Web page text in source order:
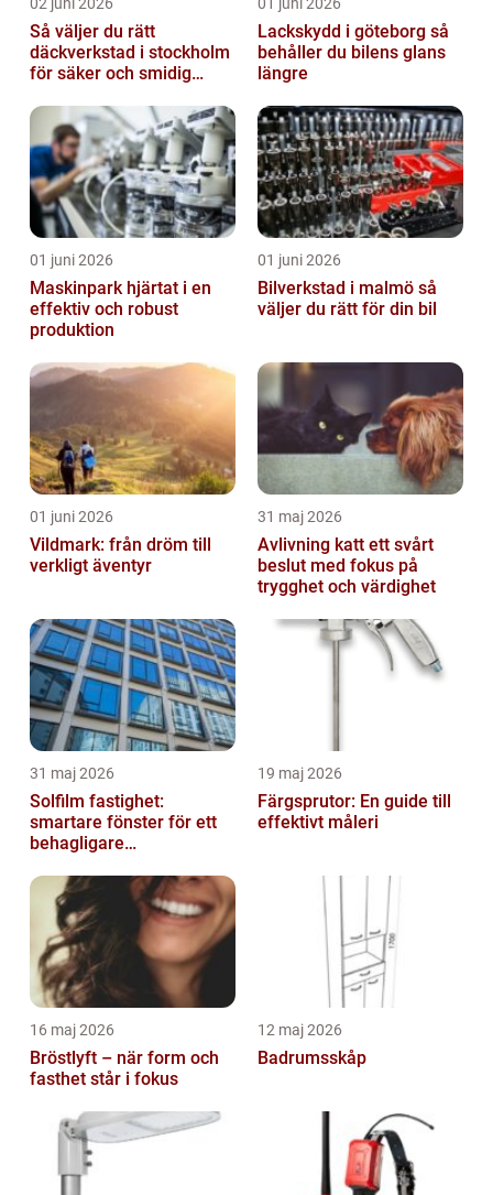
Så väljer du rätt
däckverkstad i stockholm
för säker och smidig
Lackskydd i göteborg så
behåller du bilens glans
längre
01 juni 2026
Maskinpark hjärtat i en
effektiv och robust
produktion
01 juni 2026
Bilverkstad i malmö så
väljer du rätt för din bil
01 juni 2026
Vildmark: från dröm till
verkligt äventyr
31 maj 2026
Avlivning katt ett svårt
beslut med fokus på
trygghet och värdighet
31 maj 2026
Solfilm fastighet:
smartare fönster för ett
behagligare
19 maj 2026
Färgsprutor: En guide till
effektivt måleri
16 maj 2026
Bröstlyft – när form och
fasthet står i fokus
12 maj 2026
Badrumsskåp